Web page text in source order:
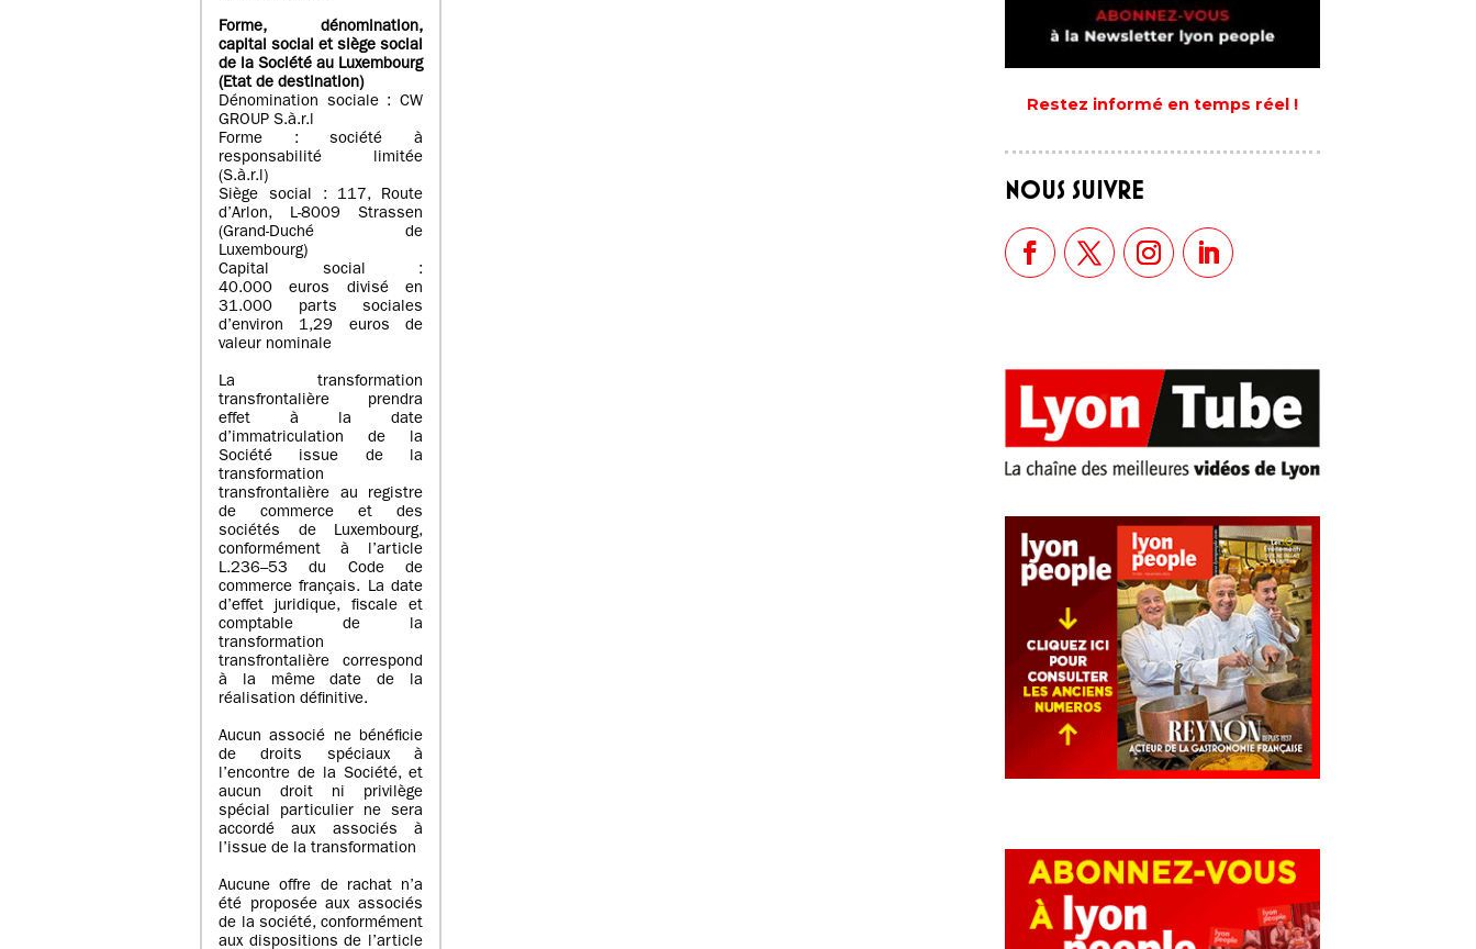
Forme, dénomination,
capital social et siège social
de la Société au Luxembourg
(Etat de destination)
Dénomination sociale : CW
GROUP S.à.r.l
Forme : société à
responsabilité limitée
(S.à.r.l)
Siège social : 117, Route
d’Arlon, L-8009 Strassen
(Grand-Duché de
Luxembourg)
Capital social :
40.000 euros divisé en
31.000 parts sociales
d’environ 1,29 euros de
valeur nominale
La transformation
transfrontalière prendra
effet à la date
d’immatriculation de la
Société issue de la
transformation
transfrontalière au registre
de commerce et des
sociétés de Luxembourg,
conformément à l’article
L.236–53 du Code de
commerce français. La date
d’effet juridique, fiscale et
comptable de la
transformation
transfrontalière correspond
à la même date de la
réalisation définitive.
Aucun associé ne bénéficie
de droits spéciaux à
l’encontre de la Société, et
aucun droit ni privilège
spécial particulier ne sera
accordé aux associés à
l’issue de la transformation
Aucune offre de rachat n’a
été proposée aux associés
de la société, conformément
aux dispositions de l’article
Restez informé en temps réel !
NOUS SUIVRE